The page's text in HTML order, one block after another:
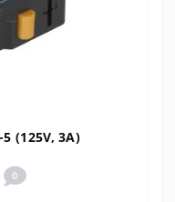
(125V, 3A)
0